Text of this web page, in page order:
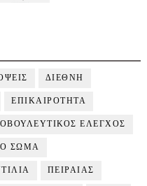
ΔΙΕΘΝΗ
ΕΠΙΚΑΙΡΟΤΗΤΑ
ΕΛΕΓΧΟΣ
ΣΩΜΑ
ΠΕΙΡΑΙΑΣ